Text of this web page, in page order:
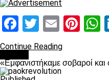
Facebook
Twitter
Email
Continue Reading
«Εμφανιστήκαμε σοβαροί